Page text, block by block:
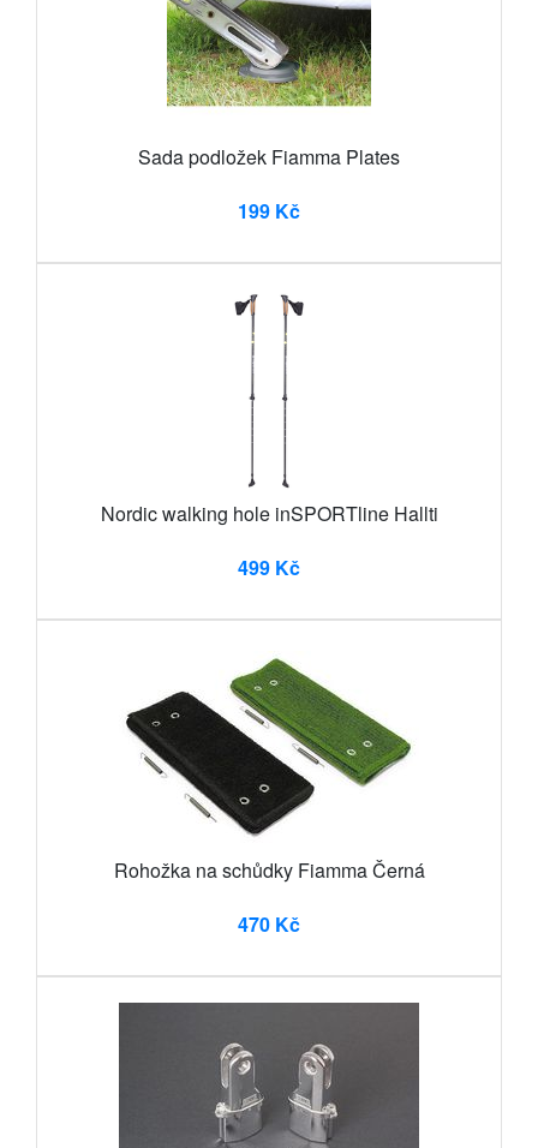
Sada podložek Fiamma Plates
199 Kč
Nordic walking hole inSPORTline Hallti
499 Kč
Rohožka na schůdky Fiamma Černá
470 Kč